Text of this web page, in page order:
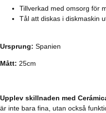
Tillverkad med omsorg för
Tål att diskas i diskmaskin
Ursprung: Spanien
Mått: 25cm
Upplev skillnaden med
är inte bara fina, utan också